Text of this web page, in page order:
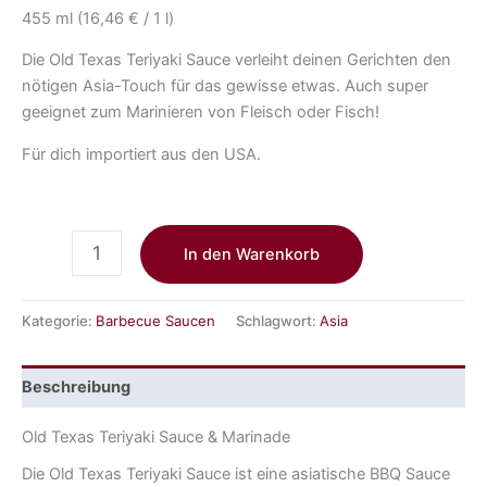
455 ml (16,46 € / 1 l)
Die Old Texas Teriyaki Sauce verleiht deinen Gerichten den
nötigen Asia-Touch für das gewisse etwas. Auch super
geeignet zum Marinieren von Fleisch oder Fisch!
Für dich importiert aus den USA.
In den Warenkorb
Kategorie: Barbecue Saucen Schlagwort: Asia
Beschreibung
Old Texas Teriyaki Sauce & Marinade
Die Old Texas Teriyaki Sauce ist eine asiatische BBQ Sauce